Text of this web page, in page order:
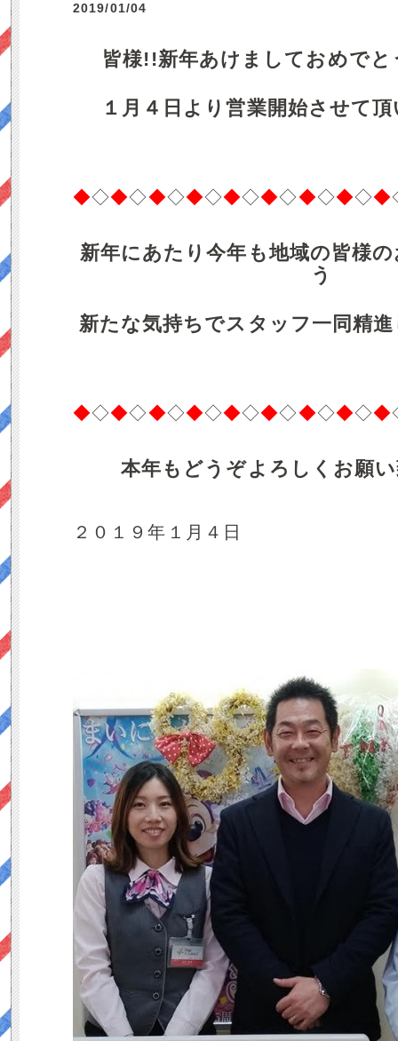
2019/01/04
皆様!!新年あけましておめで
１月４日より営業開始させて
◆◇◆◇◆◇◆◇◆◇◆◇◆◇◆◇◆
新年にあたり今年も地域の皆様
う
新たな気持ちでスタッフ一同精
◆◇◆◇◆◇◆◇◆◇◆◇◆◇◆◇◆
本年もどうぞよろしくお願
２０１９年１月４日